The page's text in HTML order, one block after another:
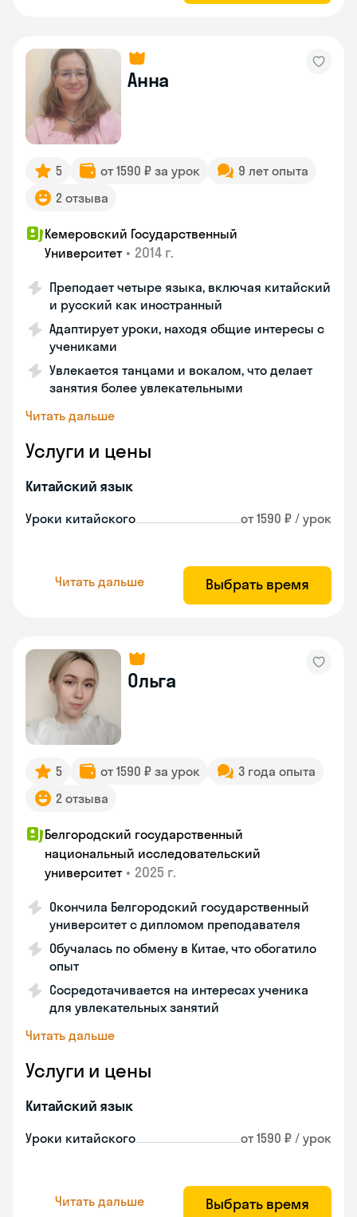
Анна
5 от 1590 ₽ за урок
9 лет опыта
2 отзыва
Кемеровский Государственный
Университет • 2014 г.
Преподает четыре языка, включая китайский
и русский как иностранный
Адаптирует уроки, находя общие интересы с
учениками
Увлекается танцами и вокалом, что делает
занятия более увлекательными
Читать дальше
Услуги и цены
Китайский язык
Уроки китайского от 1590 ₽ / урок
Читать дальше Выбрать время
Ольга
5 от 1590 ₽ за урок
3 года опыта
2 отзыва
Белгородский государственный
национальный исследовательский
университет • 2025 г.
Окончила Белгородский государственный
университет с дипломом преподавателя
Обучалась по обмену в Китае, что обогатило
опыт
Сосредотачивается на интересах ученика
для увлекательных занятий
Читать дальше
Услуги и цены
Китайский язык
Уроки китайского от 1590 ₽ / урок
Читать дальше Выбрать время